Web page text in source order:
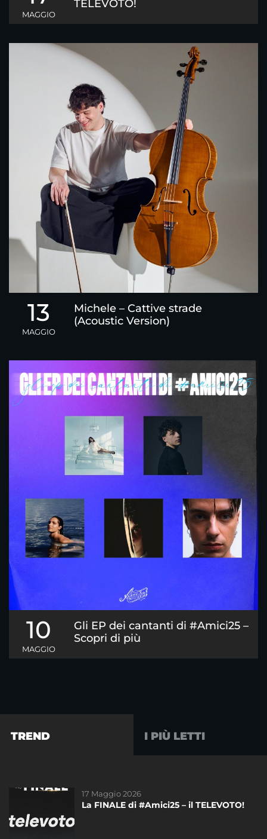
MAGGIO
TELEVOTO!
13
MAGGIO
Michele – Cattive strade
(Acoustic Version)
10
MAGGIO
Gli EP dei cantanti di #Amici25 –
Scopri di più
TREND I PIÙ LETTI
17 Maggio 2026
La FINALE di #Amici25 – il TELEVOTO!
01 Giugno 2023
L’11 Giugno 2023 il concerto esclusivo dei